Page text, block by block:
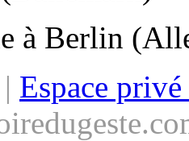
à Berlin
| Espace privé